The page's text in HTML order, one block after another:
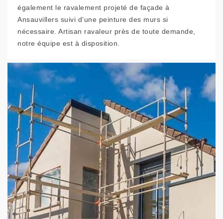
également le ravalement projeté de façade à
Ansauvillers suivi d’une peinture des murs si
nécessaire. Artisan ravaleur près de toute demande,
notre équipe est à disposition.